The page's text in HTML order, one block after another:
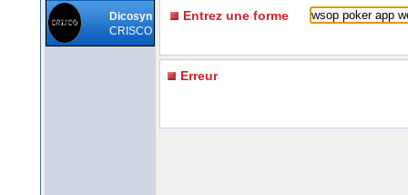
Dicosyn
CRISCO
Entrez une forme
Erreur